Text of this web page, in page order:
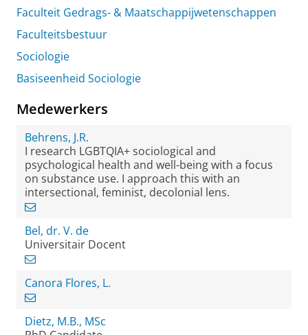
Faculteit Gedrags- & Maatschappijwetenschappen
Faculteitsbestuur
Sociologie
Basiseenheid Sociologie
Medewerkers
Behrens, J.R.
I research LGBTQIA+ sociological and
psychological health and well-being with a focus
on substance use. I approach this with an
intersectional, feminist, decolonial lens.
Bel, dr. V. de
Universitair Docent
Canora Flores, L.
Dietz, M.B., MSc